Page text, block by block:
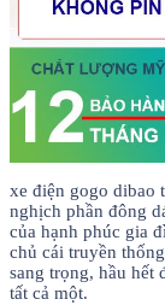
xe điện gogo dibao
nghịch phần đông
của hạnh phúc gia
chủ cái truyền
sang trọng, hầu hết
tất cả một.